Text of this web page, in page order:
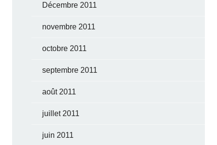
Décembre 2011
novembre 2011
octobre 2011
septembre 2011
août 2011
juillet 2011
juin 2011